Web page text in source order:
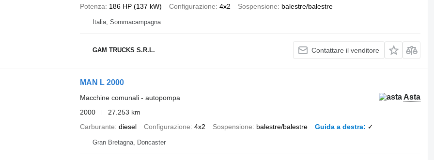
Potenza
186 HP (137 kW) Configurazione 4x2 Sospensione balestre/balestre
Italia, Sommacampagna
GAM TRUCKS S.R.L. Contattare il venditore
MAN L 2000
Asta
Macchine comunali - autopompa
2000
27.253 km
Carburante diesel Configurazione 4x2 Sospensione balestre/balestre Guida a destra ✓
Gran Bretagna, Doncaster